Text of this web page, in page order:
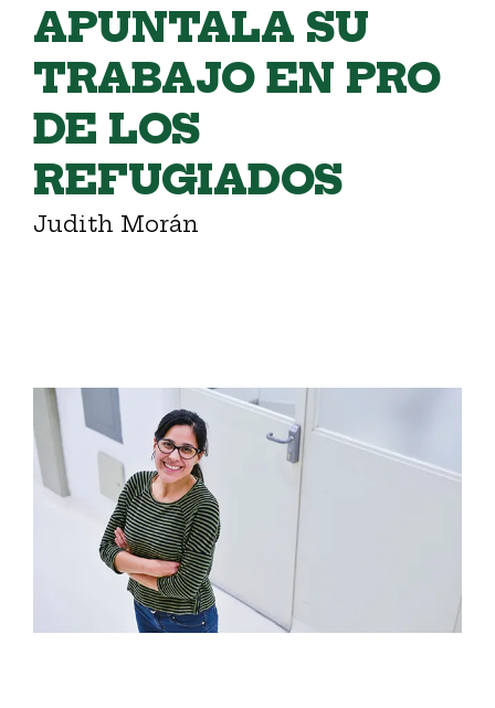
APUNTALA SU
TRABAJO EN PRO
DE LOS
REFUGIADOS
Judith Morán